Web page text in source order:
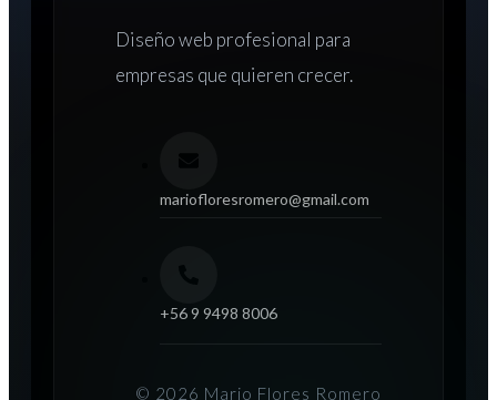
Diseño web profesional para
empresas que quieren crecer.
mariofloresromero@gmail.com
+56 9 9498 8006
© 2026 Mario Flores Romero